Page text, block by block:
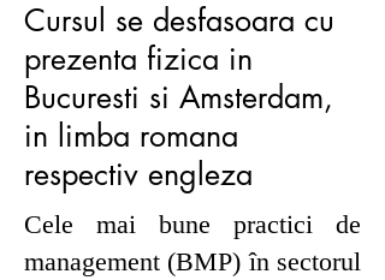
Cursul se desfasoara cu
prezenta fizica in
Bucuresti si Amsterdam,
in limba romana
respectiv engleza
Cele mai bune practici de
management (BMP) în sectorul